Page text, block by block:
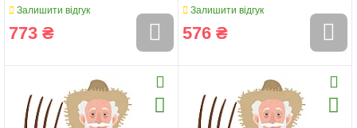
Залишити відгук
773 ₴
Залишити відгук
576 ₴